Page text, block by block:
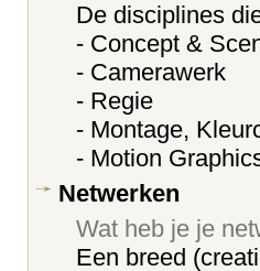
De disciplines
- Concept &
- Camerawerk
- Regie
- Montage,
- Motion
Netwerken
Wat heb je je
Een breed